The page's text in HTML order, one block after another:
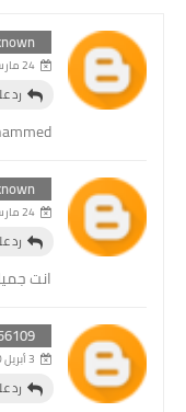
24 مارس 2020 في 12:38 م
رد
24 مارس 2020 في 12:38 م
انت
رد
3 أبريل 2020 في 1:04 م
رد